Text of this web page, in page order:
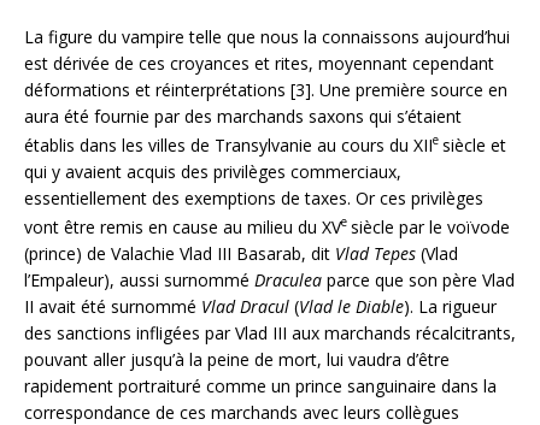
La figure du vampire telle que nous la connaissons aujourd’hui
est dérivée de ces croyances et rites, moyennant cependant
déformations et réinterprétations [3]. Une première source en
aura été fournie par des marchands saxons qui s’étaient
établis dans les villes de Transylvanie au cours du XIIe siècle et
qui y avaient acquis des privilèges commerciaux,
essentiellement des exemptions de taxes. Or ces privilèges
vont être remis en cause au milieu du XVe siècle par le voïvode
(prince) de Valachie Vlad III Basarab, dit Vlad Tepes (Vlad
l’Empaleur), aussi surnommé Draculea parce que son père Vlad
II avait été surnommé Vlad Dracul (Vlad le Diable). La rigueur
des sanctions infligées par Vlad III aux marchands récalcitrants,
pouvant aller jusqu’à la peine de mort, lui vaudra d’être
rapidement portraituré comme un prince sanguinaire dans la
correspondance de ces marchands avec leurs collègues